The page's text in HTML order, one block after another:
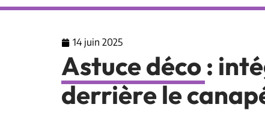
14 juin 2025
Astuce déco :
derrière le